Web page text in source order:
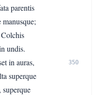
parentis
undis.
in auras,
350
superque